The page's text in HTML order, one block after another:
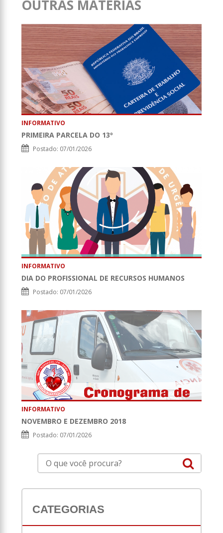
OUTRAS MATÉRIAS
INFORMATIVO
PRIMEIRA PARCELA DO 13º
Postado: 07/01/2026
INFORMATIVO
DIA DO PROFISSIONAL DE RECURSOS HUMANOS
Postado: 07/01/2026
INFORMATIVO
NOVEMBRO E DEZEMBRO 2018
Postado: 07/01/2026
CATEGORIAS